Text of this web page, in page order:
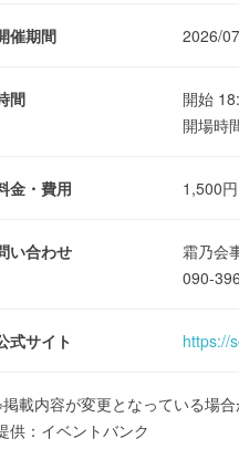
催期間 2026/
間
開始
開場時
金・費用 1,500円
い合わせ
霜乃会
090-
式サイト https://
載内容が変更となっている場
供：イベントバンク